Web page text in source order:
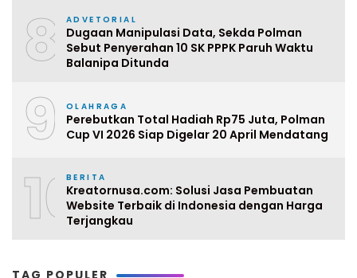
8 ADVETORIAL
Dugaan Manipulasi Data, Sekda Polman
Sebut Penyerahan 10 SK PPPK Paruh Waktu
Balanipa Ditunda
9 OLAHRAGA
Perebutkan Total Hadiah Rp75 Juta, Polman
Cup VI 2026 Siap Digelar 20 April Mendatang
10BERITA
Kreatornusa.com: Solusi Jasa Pembuatan
Website Terbaik di Indonesia dengan Harga
Terjangkau